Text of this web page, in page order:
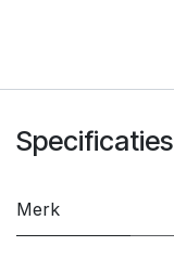
Specificaties
Merk